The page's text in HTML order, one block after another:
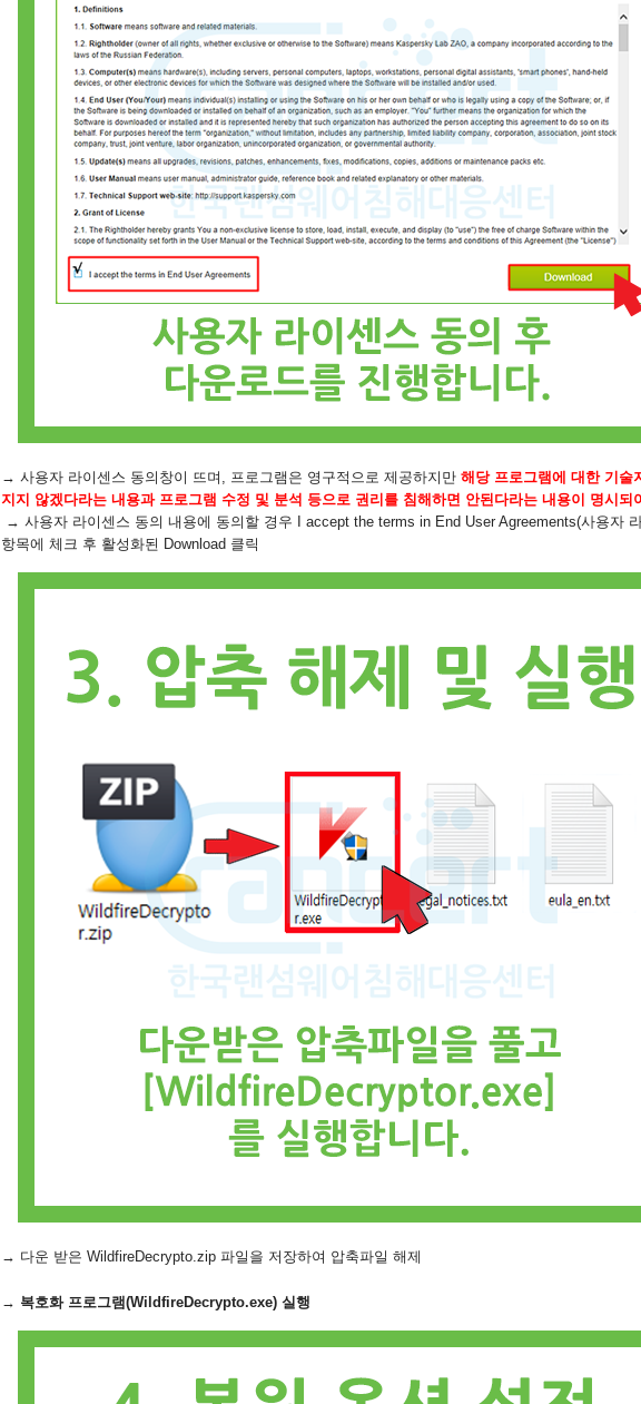
→ 사용자 라이센스 동의창이 뜨며, 프로그램은 영구적으로 제공하지만 해당 프로그램에 대한 기술
지지 않겠다라는 내용과 프로그램 수정 및 분석 등으로 권리를 침해하면 안된다라는 내용이 명시되
→ 사용자 라이센스 동의 내용에 동의할 경우 I accept the terms in End User Agreements(사용자
항목에 체크 후 활성화된 Download 클릭
→ 다운 받은 WildfireDecrypto.zip 파일을 저장하여 압축파일 해제
→ ​ 복호화 프로그램(WildfireDecrypto.exe) 실행